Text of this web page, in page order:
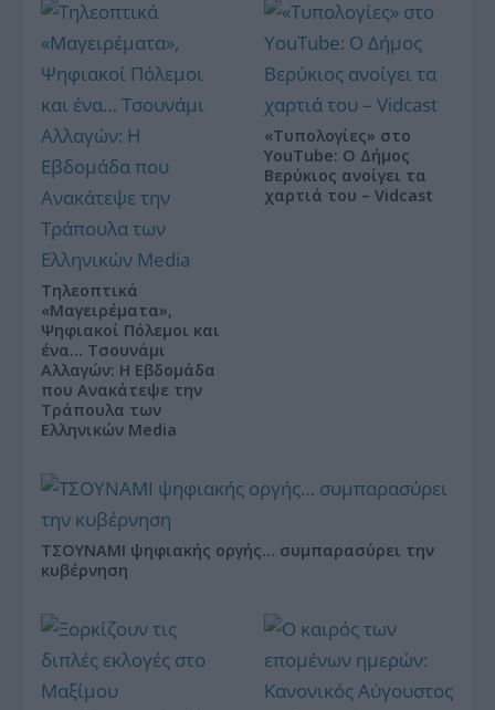
Τηλεοπτικά
«Μαγειρέματα»,
Ψηφιακοί Πόλεμοι και
ένα… Τσουνάμι
Αλλαγών: Η Εβδομάδα
που Ανακάτεψε την
Τράπουλα των
Ελληνικών Media
«Τυπολογίες» στο
YouTube: Ο Δήμος
Βερύκιος ανοίγει τα
χαρτιά του – Vidcast
ΤΣΟΥΝΑΜΙ ψηφιακής οργής… συμπαρασύρει την
κυβέρνηση